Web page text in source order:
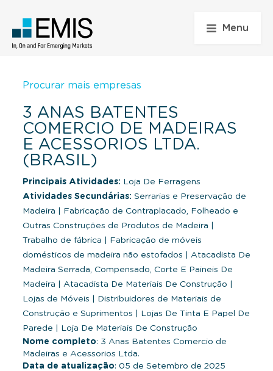
Menu
Procurar mais empresas
3 ANAS BATENTES
COMERCIO DE MADEIRAS
E ACESSORIOS LTDA.
(BRASIL)
Principais Atividades: Loja De Ferragens
Atividades Secundárias: Serrarias e Preservação de
Madeira
Fabricação de Contraplacado, Folheado e
Outras Construções de Produtos de Madeira
Trabalho de fábrica
Fabricação de móveis
domésticos de madeira não estofados
Atacadista De
Madeira Serrada, Compensado, Corte E Paineis De
Madeira
Atacadista De Materiais De Construção
Lojas de Móveis
Distribuidores de Materiais de
Construção e Suprimentos
Lojas De Tinta E Papel De
Parede
Loja De Materiais De Construção
Nome completo: 3 Anas Batentes Comercio de
Madeiras e Acessorios Ltda.
Data de atualização: 05 de Setembro de 2025